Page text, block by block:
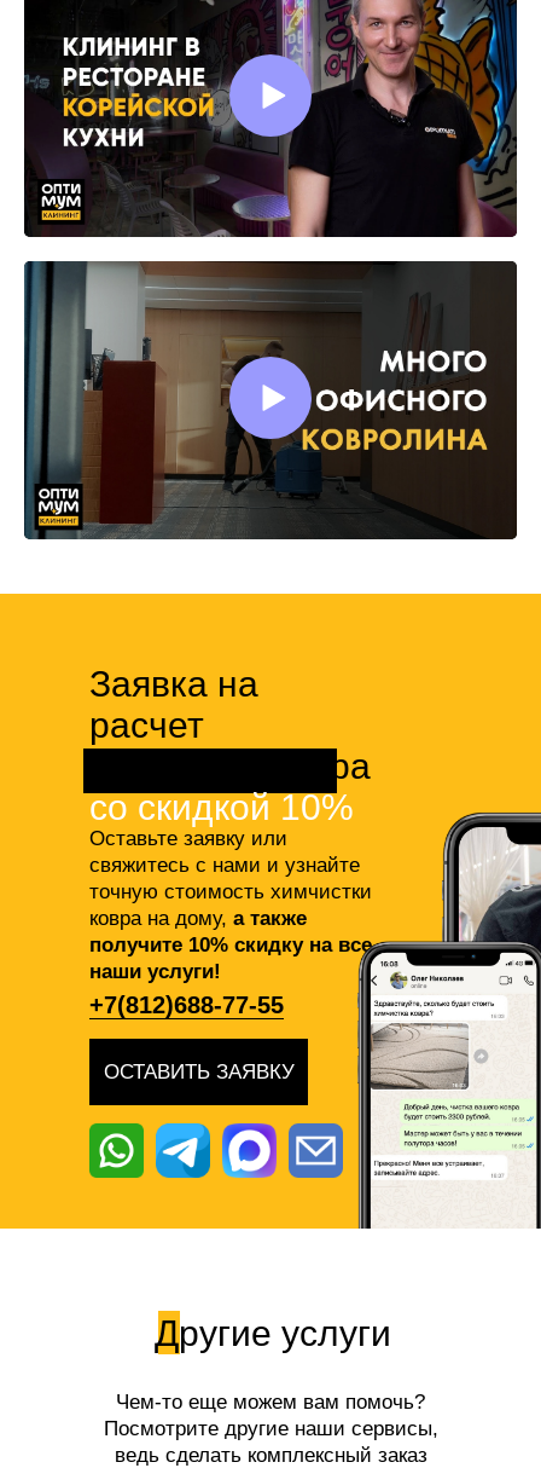
Оставьте заявку или
свяжитесь с нами и узнайте
точную стоимость химчистки
ковра на дому, а также
получите 10% скидку на все
наши услуги!
Заявка на
расчет
химчистки ковра
со скидкой 10%
ОСТАВИТЬ ЗАЯВКУ
+7(812)688-77-55
Другие услуги
Чем-то еще можем вам помочь?
Посмотрите другие наши сервисы,
ведь сделать комплексный заказ